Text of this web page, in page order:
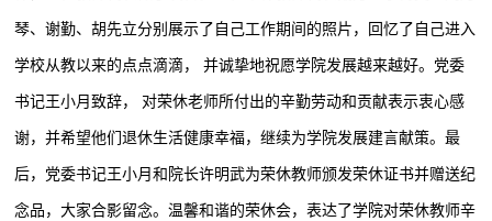
琴、谢勤、胡先立分别展示了自己工作期间的照片，回忆了自己进入
学校从教以来的点点滴滴， 并诚挚地祝愿学院发展越来越好。党委
书记王小月致辞， 对荣休老师所付出的辛勤劳动和贡献表示衷心感
谢，并希望他们退休生活健康幸福，继续为学院发展建言献策。最
后，党委书记王小月和院长许明武为荣休教师颁发荣休证书并赠送纪
念品，大家合影留念。温馨和谐的荣休会，表达了学院对荣休教师辛